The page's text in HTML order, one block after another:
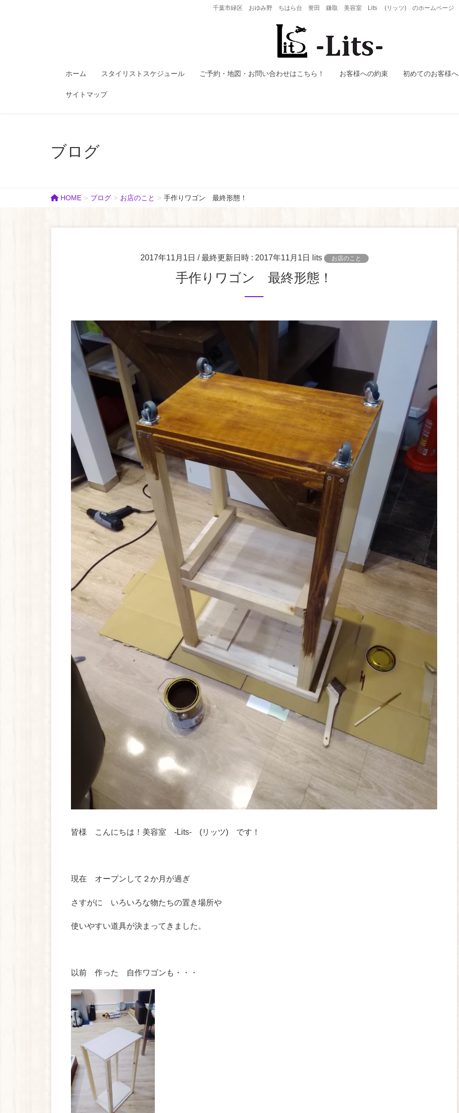
千葉市緑区 おゆみ野 ちはら台 誉田 鎌取 美容室 Lits (リッツ) のホームページ
ホーム スタイリストスケジュール ご予約・地図・お問い合わせはこちら！ お客様への約束 初めてのお客様へ
サイトマップ
ブログ
HOME ブログ お店のこと 手作りワゴン 最終形態！
2017年11月1日 / 最終更新日時 : 2017年11月1日 lits お店のこと
手作りワゴン 最終形態！
皆様 こんにちは！美容室 -Lits- (リッツ) です！
現在 オープンして２か月が過ぎ
さすがに いろいろな物たちの置き場所や
使いやすい道具が決まってきました。
以前 作った 自作ワゴンも・・・